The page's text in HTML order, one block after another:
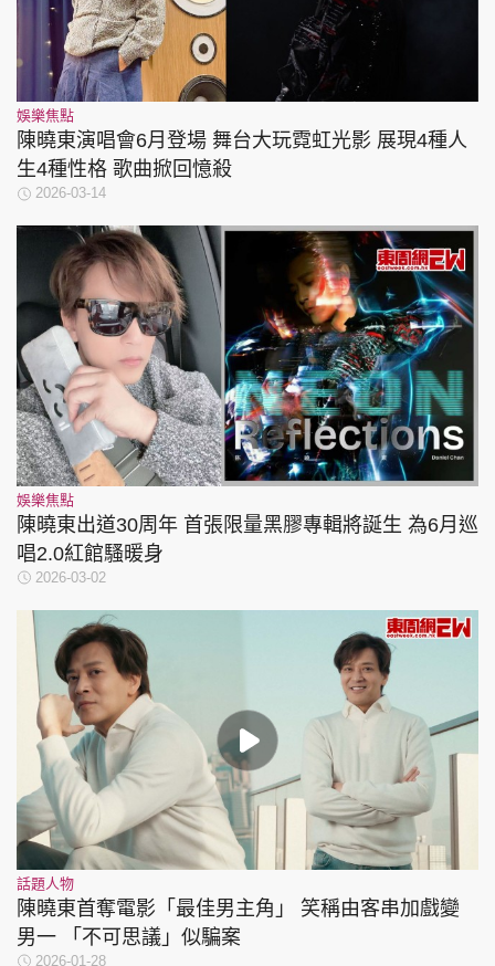
娛樂焦點
陳曉東演唱會6月登場 舞台大玩霓虹光影 展現4種人
生4種性格 歌曲掀回憶殺
2026-03-14
娛樂焦點
陳曉東出道30周年 首張限量黑膠專輯將誕生 為6月巡
唱2.0紅館騷暖身
2026-03-02
話題人物
陳曉東首奪電影「最佳男主角」 笑稱由客串加戲變
男一 「不可思議」似騙案
2026-01-28